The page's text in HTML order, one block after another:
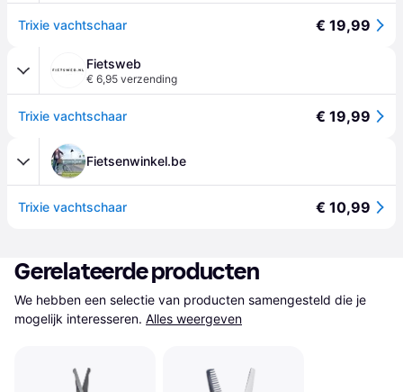
Trixie vachtschaar € 19,99
Fietsweb
€ 6,95 verzending
Trixie vachtschaar € 19,99
Fietsenwinkel.be
Trixie vachtschaar € 10,99
Gerelateerde producten
We hebben een selectie van producten samengesteld die je
mogelijk interesseren. Alles weergeven